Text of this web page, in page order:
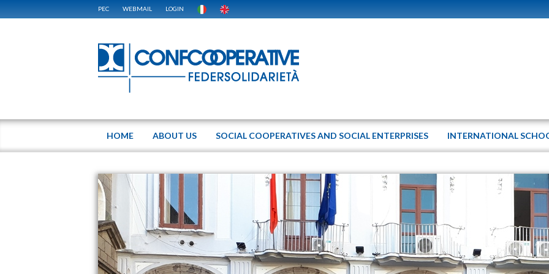
PEC WEBMAIL LOGIN
HOME ABOUT US SOCIAL COOPERATIVES AND SOCIAL ENTERPRISES INTERNATIONAL